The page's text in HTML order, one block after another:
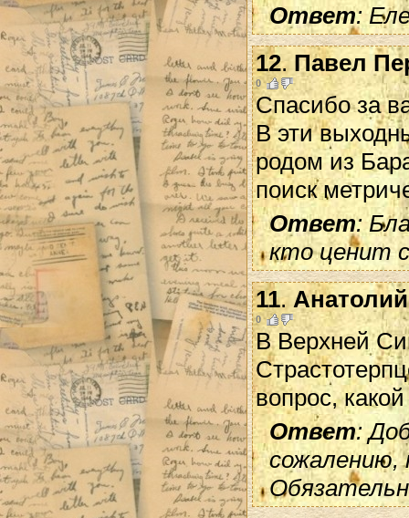
Ответ:
12. Павел
0
Спасибо за
В эти
родом из
поиск
Ответ:
кто ценит
11. Анатолий
0
В Верхней
вопрос,
Ответ:
сожалению,